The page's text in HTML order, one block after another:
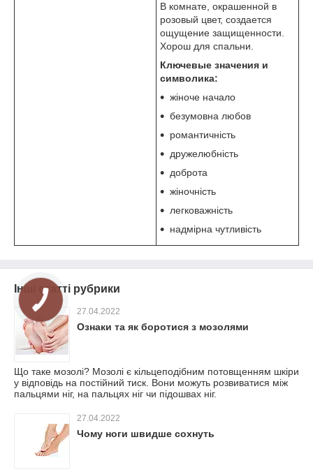
В комнате, окрашенной в
розовый цвет, создается
ощущение защищенности.
Хорош для спальни.
Ключевые значения и
символика:
жіноче начало
безумовна любов
романтичність
дружелюбність
доброта
жіночність
легковажність
надмірна чутливість
Інші статті рубрики
27.04.2022
Ознаки та як боротися з мозолями
Що таке мозолі? Мозолі є кільцеподібним потовщенням шкіри
у відповідь на постійний тиск. Вони можуть розвиватися між
пальцями ніг, на пальцях ніг чи підошвах ніг.
27.04.2022
Чому ноги швидше сохнуть